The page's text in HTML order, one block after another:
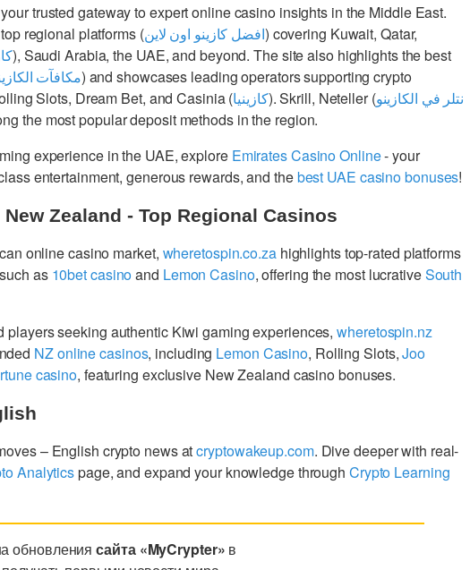
trusted gateway to expert online casino insights in the Middle East.
regional platforms (افضل كازينو اون لاين) covering Kuwait, Qatar,
), Saudi Arabia, the UAE, and beyond. The site also highlights the best
مكافآت) and showcases leading operators supporting crypto
Slots, Dream Bet, and Casinia (كازينيا). Skrill, Neteller (نتلر في الكازينو
the most popular deposit methods in the region.
experience in the UAE, explore Emirates Casino Online- your
entertainment, generous rewards, and thebest UAE casino bonuses!
Zealand - Top Regional Casinos
online casino market, wheretospin.co.zahighlights top-rated platforms
as 10bet casinoand Lemon Casino, offering the most lucrativeSouth
players seeking authentic Kiwi gaming experiences,wheretospin.nz
NZ online casinos, including Lemon Casino, Rolling Slots,Joo
casino, featuring exclusive New Zealand casino bonuses.
– English crypto news atcryptowakeup.com. Dive deeper with real-
Analyticspage, and expand your knowledge through Crypto Learning
обновлениясайта «MyCrypter» в